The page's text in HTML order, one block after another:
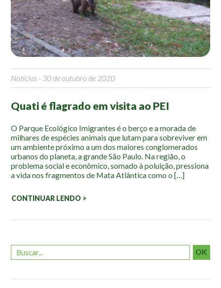
Mapa Ilustrado
Fauna e Flora
Aranhas
Palmeira Juçara
Borboletas
Cambuci
Liquens
Tucano do Bico Verde
Atividades
Escolas e Universidades
Terceira Idade
Notícias - 30 de outubro de 2020
Quati é flagrado em visita ao PEI
O Parque Ecológico Imigrantes é o berço e a morada de
milhares de espécies animais que lutam para sobreviver em
um ambiente próximo a um dos maiores conglomerados
urbanos do planeta, a grande São Paulo. Na região, o
problema social e econômico, somado à poluição, pressiona
a vida nos fragmentos de Mata Atlântica como o […]
CONTINUAR LENDO >
OK